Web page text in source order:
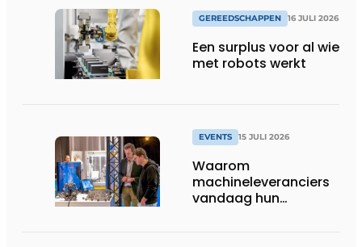
GEREEDSCHAPPEN 16 JULI 2026
Een surplus voor al wie
met robots werkt
EVENTS 15 JULI 2026
Waarom
machineleveranciers
vandaag hun